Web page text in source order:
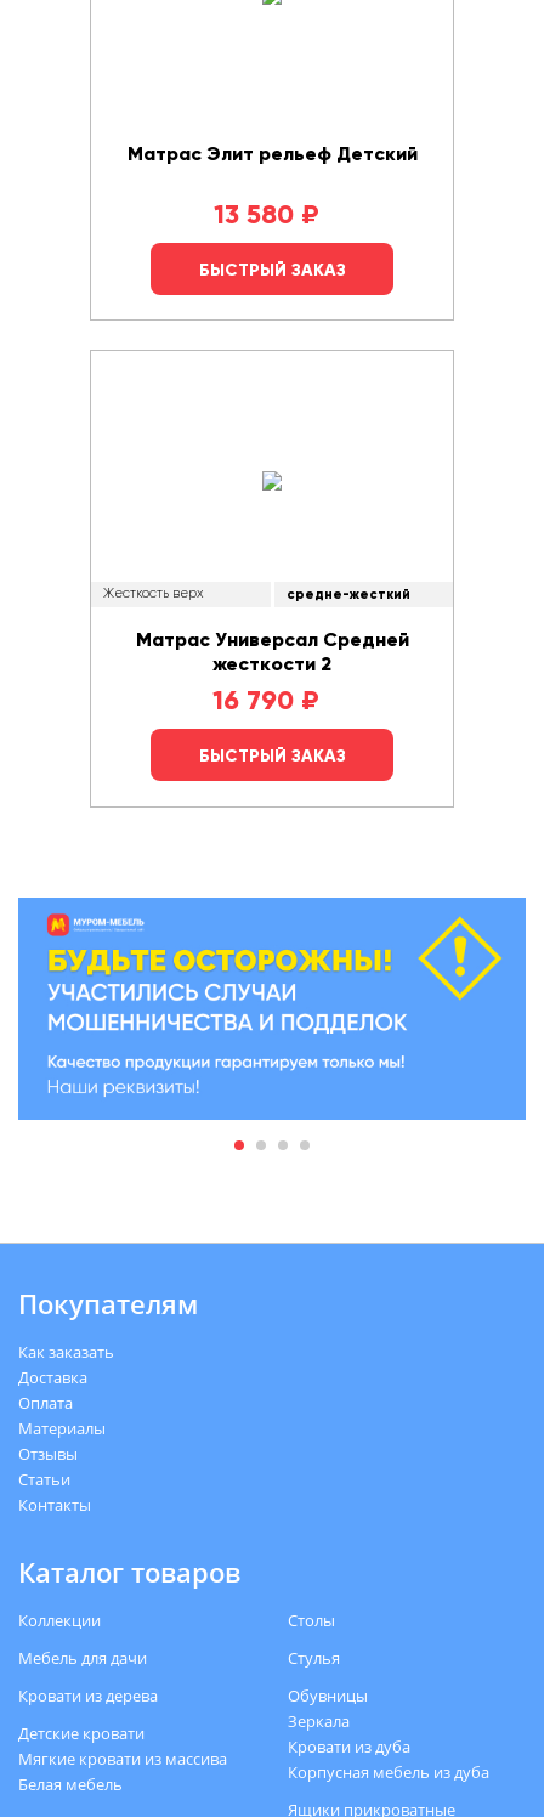
Матрас Элит рельеф Детский
13 580 ₽
БЫСТРЫЙ ЗАКАЗ
Жесткость верх средне-жесткий
Матрас Универсал Средней
жесткости 2
16 790 ₽
БЫСТРЫЙ ЗАКАЗ
Покупателям
Как заказать
Доставка
Оплата
Материалы
Отзывы
Статьи
Контакты
Каталог товаров
Коллекции
Мебель для дачи
Кровати из дерева
Детские кровати
Мягкие кровати из массива
Белая мебель
Столы
Стулья
Обувницы
Зеркала
Кровати из дуба
Корпусная мебель из дуба
Ящики прикроватные